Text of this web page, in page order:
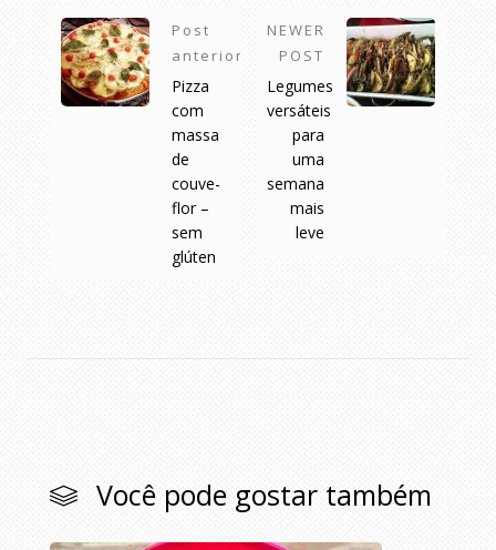
Post
anterior
Pizza
com
massa
de
couve-
flor –
sem
glúten
NEWER
POST
Legumes
versáteis
para
uma
semana
mais
leve
Você pode gostar também